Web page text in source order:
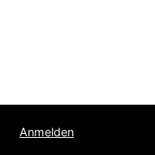
Anmelden